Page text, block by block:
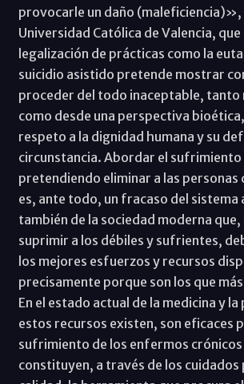
provocarle un daño (maleficiencia)»,
Universidad Católica de Valencia,
legalización de prácticas como la
suicidio asistido pretende mostrar
proceder del todo inaceptable, tanto
como desde una perspectiva
respeto a la dignidad humana y su
circunstancia. Abordar el sufrimiento
pretendiendo eliminar a las personas
es, ante todo, un fracaso del sistema
también de la sociedad moderna que,
suprimir a los débiles y sufrientes,
los mejores esfuerzos y recursos
precisamente porque son los que
En el estado actual de la medicina y
estos recursos existen, son eficaces
sufrimiento de los enfermos
constituyen, a través de los cuidados